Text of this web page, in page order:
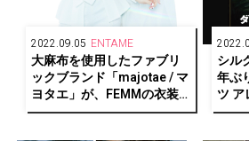
2022.09.05 ENTAME
大麻布を使用したファブリ
ックブランド「majotae / マ
ヨタエ」が、FEMMの衣装
とコラボレーション
シル
年ぶ
ツ
光-